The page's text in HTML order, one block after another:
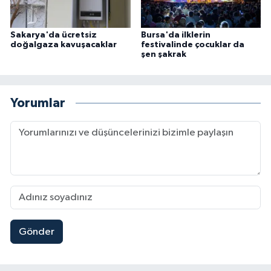
Sakarya'da ücretsiz
doğalgaza kavuşacaklar
Bursa'da ilklerin
festivalinde çocuklar da
şen şakrak
Yorumlar
Gönder